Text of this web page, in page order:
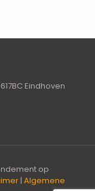
Eindhoven
op
| Algemene